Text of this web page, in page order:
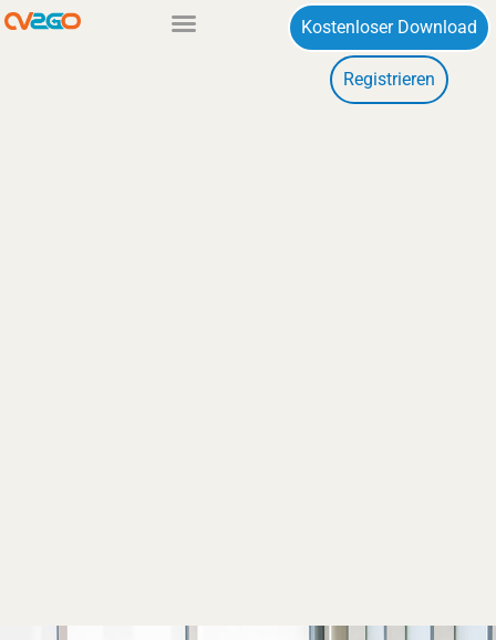
Zum
Kostenloser Download
Registrieren